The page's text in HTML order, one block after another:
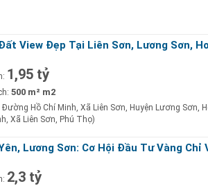
View Đẹp Tại Liên Sơn, Lương Sơn,
1,95 tỷ
500 m² m2
Đường Hồ Chí Minh, Xã Liên Sơn, Huyện Lương Sơn,
Xã Liên Sơn, Phú Thọ)
Lương Sơn: Cơ Hội Đầu Tư Vàng Chỉ
2,3 tỷ